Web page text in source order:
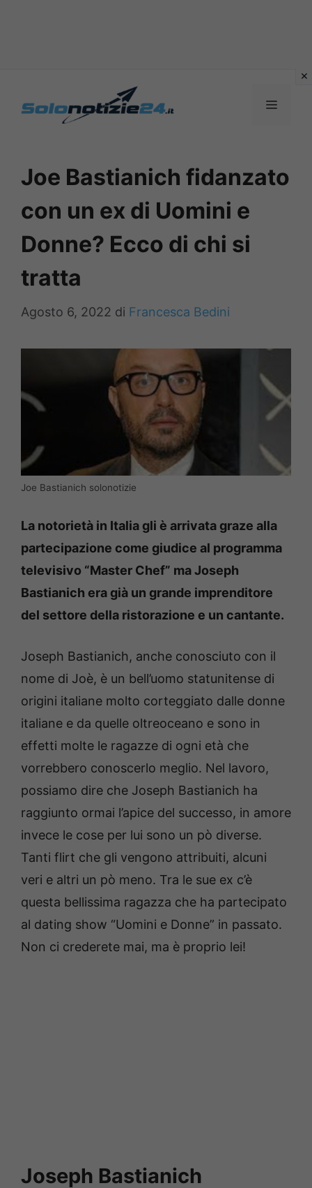
MENU
Joe Bastianich fidanzato
con un ex di Uomini e
Donne? Ecco di chi si
tratta
Agosto 6, 2022 di Francesca Bedini
Joe Bastianich solonotizie
La notorietà in Italia gli è arrivata graze alla
partecipazione come giudice al programma
televisivo “Master Chef” ma Joseph
Bastianich era già un grande imprenditore
del settore della ristorazione e un cantante.
Joseph Bastianich, anche conosciuto con il
nome di Joè, è un bell’uomo statunitense di
origini italiane molto corteggiato dalle donne
italiane e da quelle oltreoceano e sono in
effetti molte le ragazze di ogni età che
vorrebbero conoscerlo meglio. Nel lavoro,
possiamo dire che Joseph Bastianich ha
raggiunto ormai l’apice del successo, in amore
invece le cose per lui sono un pò diverse.
Tanti flirt che gli vengono attribuiti, alcuni
veri e altri un pò meno. Tra le sue ex c’è
questa bellissima ragazza che ha partecipato
al dating show “Uomini e Donne” in passato.
Non ci crederete mai, ma è proprio lei!
Joseph Bastianich